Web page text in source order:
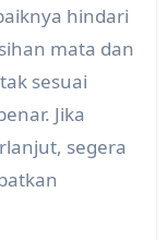
hindari
mata dan
sesuai
Jika
segera